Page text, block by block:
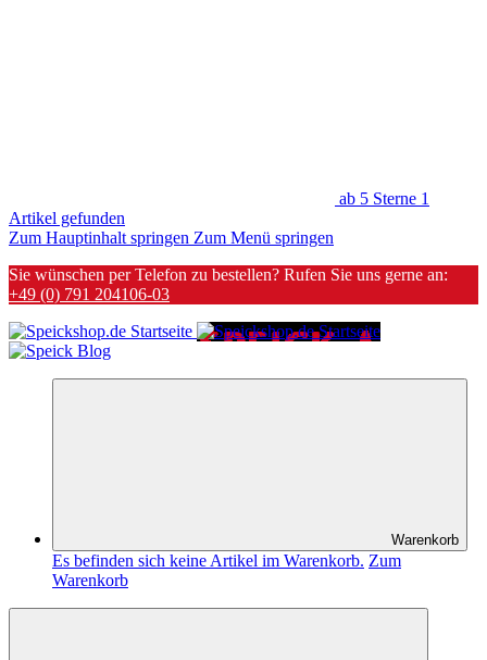
ab 5 Sterne 1
Artikel gefunden
Zum Hauptinhalt springen Zum Menü springen
Sie wünschen per Telefon zu bestellen? Rufen Sie uns gerne an:
+49 (0) 791 204106-03
Warenkorb
Es befinden sich keine Artikel im Warenkorb. Zum
Warenkorb